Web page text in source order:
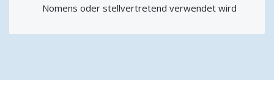
Nomens oder stellvertretend verwendet wird